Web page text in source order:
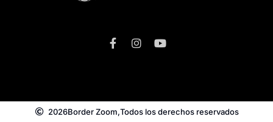
2026Border Zoom,Todos los derechos reservados